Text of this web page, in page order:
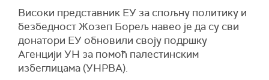
Високи представник ЕУ за спољну политику и
безбедност Жозеп Борељ навео је да су сви
донатори ЕУ обновили своју подршку
Агенцији УН за помоћ палестинским
избеглицама (УНРВА).